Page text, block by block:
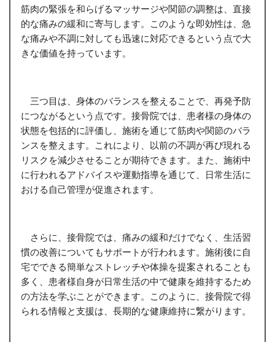
筋肉の緊張を和らげるマッサージや関節の調整は、直接
的な痛みの緩和に寄与します。このような即効性は、急
な痛みや不調に対しても迅速に対応できるという点で大
きな価値を持っています。
三つ目は、身体のバランスを整えることで、再発予防
につながるという点です。接骨院では、患者様の身体の
状態を包括的に評価し、施術を通じて筋肉や関節のバラ
ンスを整えます。これにより、以前の不調が再び現れる
リスクを減少させることが期待できます。また、施術中
に行われるアドバイスや運動指導を通じて、日常生活に
おける自己管理が促進されます。
さらに、接骨院では、痛みの緩和だけでなく、生活習
慣の改善についてもサポートが行われます。施術後に自
宅でできる簡単なストレッチや体操を提案されることも
多く、患者様自身が日常生活の中で健康を維持するため
の方法を学ぶことができます。このように、接骨院で得
られる情報と支援は、長期的な健康維持に繋がります。